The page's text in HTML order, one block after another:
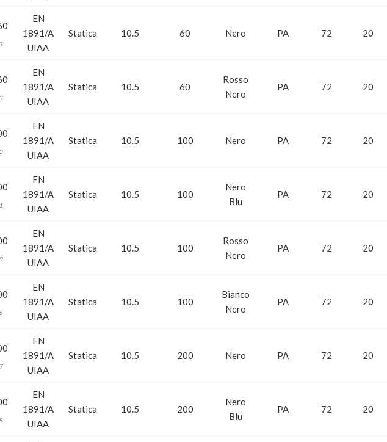
EN
1891/A
UIAA
Statica 10.5 60 Nero PA 72 20
EN
1891/A
UIAA
Statica 10.5 60
Rosso
Nero
PA 72 20
EN
1891/A
UIAA
Statica 10.5 100 Nero PA 72 20
EN
1891/A
UIAA
Statica 10.5 100
Nero
Blu
PA 72 20
EN
1891/A
UIAA
Statica 10.5 100
Rosso
Nero
PA 72 20
EN
1891/A
UIAA
Statica 10.5 100
Bianco
Nero
PA 72 20
EN
1891/A
UIAA
Statica 10.5 200 Nero PA 72 20
EN
1891/A
UIAA
Statica 10.5 200
Nero
Blu
PA 72 20